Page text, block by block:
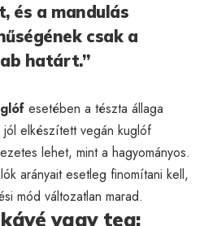
és a mandulás
csak a
határt.”
esetében a tészta állaga
elkészített vegán kuglóf
lehet, mint a hagyományos.
arányait esetleg finomítani kell,
mód változatlan marad.
vagy tea: